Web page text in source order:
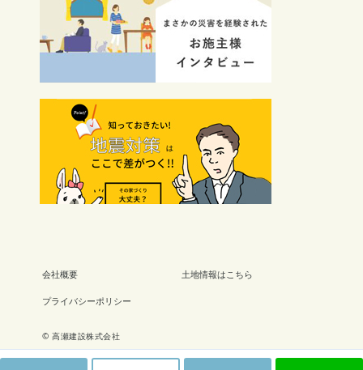
会社概要 土地情報はこちら
プライバシーポリシー
© 高瀬建設株式会社